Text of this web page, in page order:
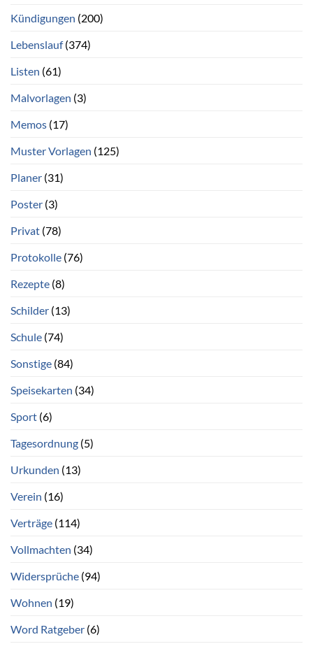
Kündigungen (200)
Lebenslauf(374)
Listen (61)
Malvorlagen (3)
Memos (17)
Muster Vorlagen (125)
Planer (31)
Poster (3)
Privat (78)
Protokolle (76)
Rezepte (8)
Schilder (13)
Schule (74)
Sonstige (84)
Speisekarten (34)
Sport (6)
Tagesordnung (5)
Urkunden (13)
Verein (16)
Verträge (114)
Vollmachten (34)
Widersprüche (94)
Wohnen (19)
Word Ratgeber (6)